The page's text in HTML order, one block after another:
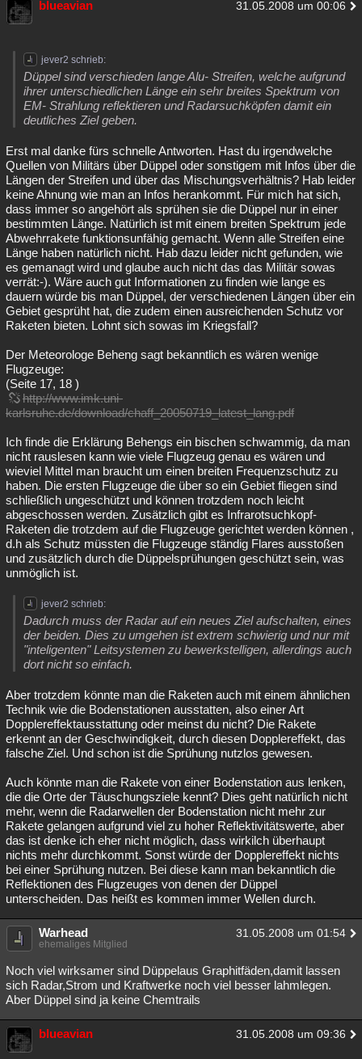
blueavian 31.05.2008 um 00:06
jever2 schrieb:
Düppel sind verschieden lange Alu- Streifen, welche aufgrund
ihrer unterschiedlichen Länge ein sehr breites Spektrum von
EM- Strahlung reflektieren und Radarsuchköpfen damit ein
deutliches Ziel geben.
Erst mal danke fürs schnelle Antworten. Hast du irgendwelche
Quellen von Militärs über Düppel oder sonstigem mit Infos über die
Längen der Streifen und über das Mischungsverhältnis? Hab leider
keine Ahnung wie man an Infos herankommt. Für mich hat sich,
dass immer so angehört als sprühen sie die Düppel nur in einer
bestimmten Länge. Natürlich ist mit einem breiten Spektrum jede
Abwehrrakete funktionsunfähig gemacht. Wenn alle Streifen eine
Länge haben natürlich nicht. Hab dazu leider nicht gefunden, wie
es gemanagt wird und glaube auch nicht das das Militär sowas
verrät:-). Wäre auch gut Informationen zu finden wie lange es
dauern würde bis man Düppel, der verschiedenen Längen über ein
Gebiet gesprüht hat, die zudem einen ausreichenden Schutz vor
Raketen bieten. Lohnt sich sowas im Kriegsfall?
Der Meteorologe Beheng sagt bekanntlich es wären wenige
Flugzeuge:
(Seite 17, 18 )
http://www.imk.uni-
karlsruhe.de/download/chaff_20050719_latest_lang.pdf
Ich finde die Erklärung Behengs ein bischen schwammig, da man
nicht rauslesen kann wie viele Flugzeug genau es wären und
wieviel Mittel man braucht um einen breiten Frequenzschutz zu
haben. Die ersten Flugzeuge die über so ein Gebiet fliegen sind
schließlich ungeschützt und können trotzdem noch leicht
abgeschossen werden. Zusätzlich gibt es Infrarotsuchkopf-
Raketen die trotzdem auf die Flugzeuge gerichtet werden können ,
d.h als Schutz müssten die Flugzeuge ständig Flares ausstoßen
und zusätzlich durch die Düppelsprühungen geschützt sein, was
unmöglich ist.
jever2 schrieb:
Dadurch muss der Radar auf ein neues Ziel aufschalten, eines
der beiden. Dies zu umgehen ist extrem schwierig und nur mit
"inteligenten" Leitsystemen zu bewerkstelligen, allerdings auch
dort nicht so einfach.
Aber trotzdem könnte man die Raketen auch mit einem ähnlichen
Technik wie die Bodenstationen ausstatten, also einer Art
Dopplereffektausstattung oder meinst du nicht? Die Rakete
erkennt an der Geschwindigkeit, durch diesen Dopplereffekt, das
falsche Ziel. Und schon ist die Sprühung nutzlos gewesen.
Auch könnte man die Rakete von einer Bodenstation aus lenken,
die die Orte der Täuschungsziele kennt? Dies geht natürlich nicht
mehr, wenn die Radarwellen der Bodenstation nicht mehr zur
Rakete gelangen aufgrund viel zu hoher Reflektivitätswerte, aber
das ist denke ich eher nicht möglich, dass wirkilch überhaupt
nichts mehr durchkommt. Sonst würde der Dopplereffekt nichts
bei einer Sprühung nutzen. Bei diese kann man bekanntlich die
Reflektionen des Flugzeuges von denen der Düppel
unterscheiden. Das heißt es kommen immer Wellen durch.
Warhead 31.05.2008 um 01:54
ehemaliges Mitglied
Noch viel wirksamer sind Düppelaus Graphitfäden,damit lassen
sich Radar,Strom und Kraftwerke noch viel besser lahmlegen.
Aber Düppel sind ja keine Chemtrails
blueavian 31.05.2008 um 09:36